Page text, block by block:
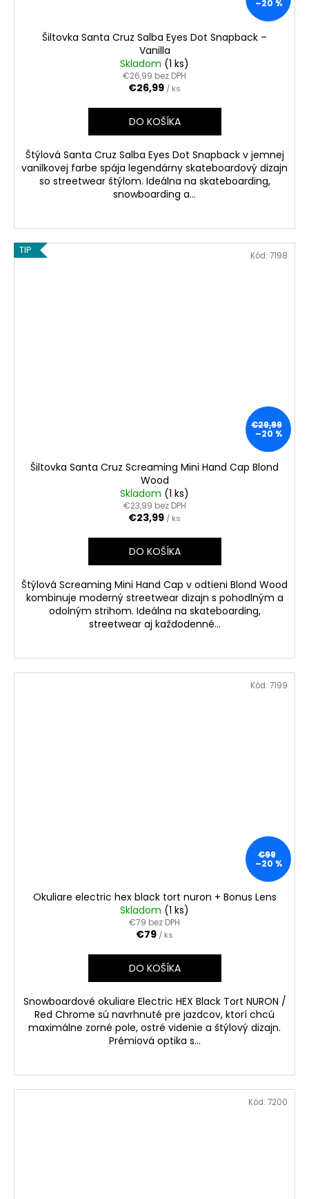
–20 %
Šiltovka Santa Cruz Salba Eyes Dot Snapback –
Vanilla
Skladom (1 ks)
€26,99 bez DPH
€26,99 / ks
DO KOŠÍKA
Štýlová Santa Cruz Salba Eyes Dot Snapback v jemnej
vanilkovej farbe spája legendárny skateboardový dizajn
so streetwear štýlom. Ideálna na skateboarding,
snowboarding a...
TIP
€29,99
–20 %
Šiltovka Santa Cruz Screaming Mini Hand Cap Blond
Wood
Skladom (1 ks)
€23,99 bez DPH
€23,99 / ks
DO KOŠÍKA
Štýlová Screaming Mini Hand Cap v odtieni Blond Wood
kombinuje moderný streetwear dizajn s pohodlným a
odolným strihom. Ideálna na skateboarding,
streetwear aj každodenné...
Kód: 7198
€99
–20 %
Okuliare electric hex black tort nuron + Bonus Lens
Skladom (1 ks)
€79 bez DPH
€79 / ks
DO KOŠÍKA
Snowboardové okuliare Electric HEX Black Tort NURON /
Red Chrome sú navrhnuté pre jazdcov, ktorí chcú
maximálne zorné pole, ostré videnie a štýlový dizajn.
Prémiová optika s...
Kód: 7199
Kód: 7200